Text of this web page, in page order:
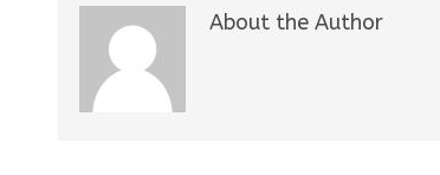
About the Author